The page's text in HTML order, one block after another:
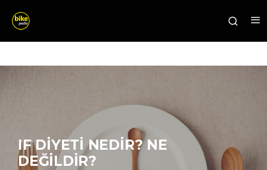
IF DIYETI NEDIR? NE
DEĞILDIR?